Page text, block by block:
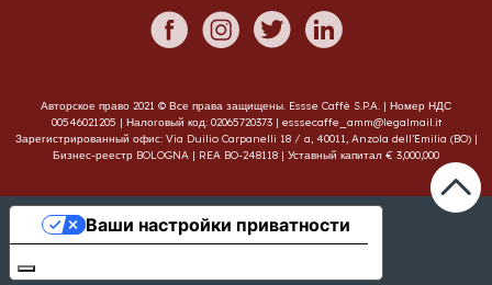
Авторское право 2021 © Все права защищены. Essse Caffè S.P.A. | Номер НДС
00546021205 | Налоговый код: 02065720373 | esssecaffe_amm@legalmail.it
Зарегистрированный офис: Via Duilio Carpanelli 18 / a, 40011, Anzola dell’Emilia (BO) |
Бизнес-реестр BOLOGNA | REA BO-248118 | Уставный капитал € 3,000,000
Уведомление о сборе
Ваши настройки приватности